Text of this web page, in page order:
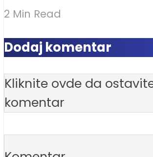
2 Min Read
Dodaj komentar
Kliknite ovde da
komentar